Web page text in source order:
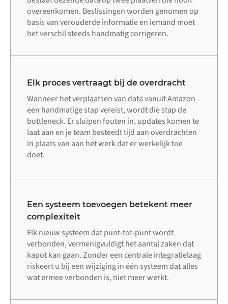
overeenkomen. Beslissingen worden genomen op
basis van verouderde informatie en iemand moet
het verschil steeds handmatig corrigeren.
Elk proces vertraagt bij de overdracht
Wanneer het verplaatsen van data vanuit Amazon
een handmatige stap vereist, wordt die stap de
bottleneck. Er sluipen fouten in, updates komen te
laat aan en je team besteedt tijd aan overdrachten
in plaats van aan het werk dat er werkelijk toe
doet.
Een systeem toevoegen betekent meer
complexiteit
Elk nieuw systeem dat punt-tot-punt wordt
verbonden, vermenigvuldigt het aantal zaken dat
kapot kan gaan. Zonder een centrale integratielaag
riskeert u bij een wijziging in één systeem dat alles
wat ermee verbonden is, niet meer werkt.